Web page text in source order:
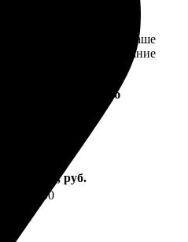
которые создадут ваше
природное сияние
— создай свою
Цена, руб.
2590